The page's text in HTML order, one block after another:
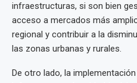
infraestructuras, si son bien
acceso a mercados más
regional y contribuir a la
las zonas urbanas y rurales.
De otro lado, la